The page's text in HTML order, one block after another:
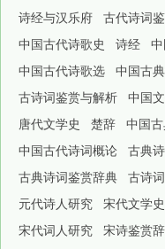
诗经与汉乐府
古代诗词
中国古代诗歌史
诗经
中国古代诗歌选
中国古
古诗词鉴赏与解析
中国
唐代文学史
楚辞 中国
中国古代诗词概论
古典
古典诗词鉴赏辞典
古诗
元代诗人研究
宋代文学史
宋代词人研究
宋诗鉴赏